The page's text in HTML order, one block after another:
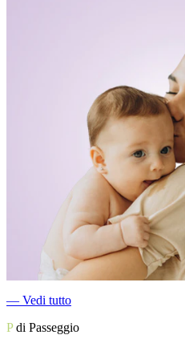
― Vedi tutto
Pdi Passeggio